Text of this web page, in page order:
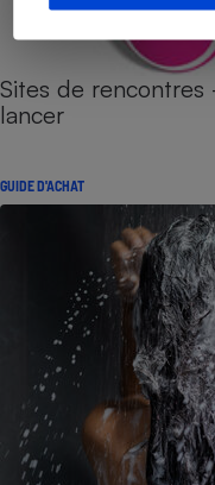
Sites de rencontres
lancer
GUIDE D'ACHAT